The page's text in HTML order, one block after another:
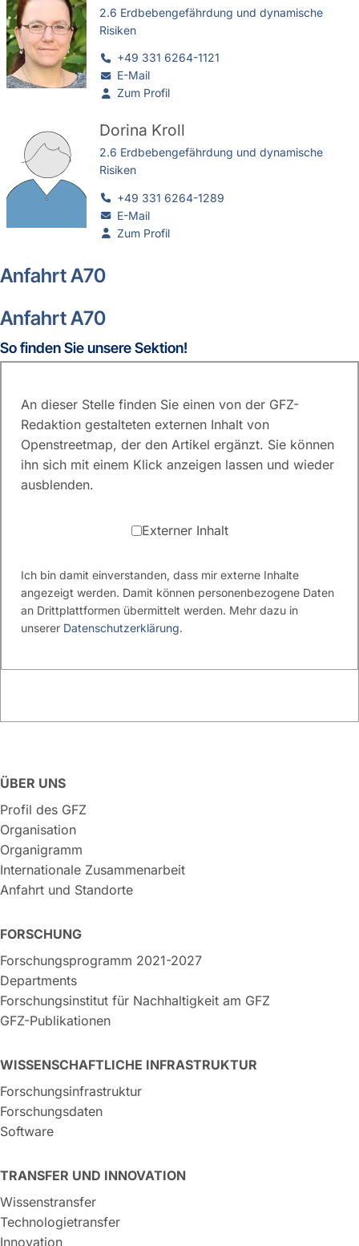
2.6 Erdbebengefährdung und dynamische
Risiken
+49 331 6264-1121
E-Mail
Zum Profil
Dorina Kroll
2.6 Erdbebengefährdung und dynamische
Risiken
+49 331 6264-1289
E-Mail
Zum Profil
Anfahrt A70
Anfahrt A70
So finden Sie unsere Sektion!
ÜBER UNS
Profil des GFZ
Organisation
Organigramm
Internationale Zusammenarbeit
Anfahrt und Standorte
FORSCHUNG
Forschungsprogramm 2021-2027
Departments
Forschungsinstitut für Nachhaltigkeit am GFZ
GFZ-Publikationen
WISSENSCHAFTLICHE INFRASTRUKTUR
Forschungsinfrastruktur
Forschungsdaten
Software
TRANSFER UND INNOVATION
Wissenstransfer
Technologietransfer
Innovation